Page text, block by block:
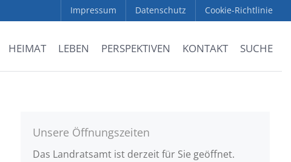
Impressum Datenschutz Cookie-Richtlinie
HEIMAT LEBEN PERSPEKTIVEN KONTAKT SUCHE
Unsere Öffnungszeiten
Das Landratsamt ist derzeit für Sie geöffnet.